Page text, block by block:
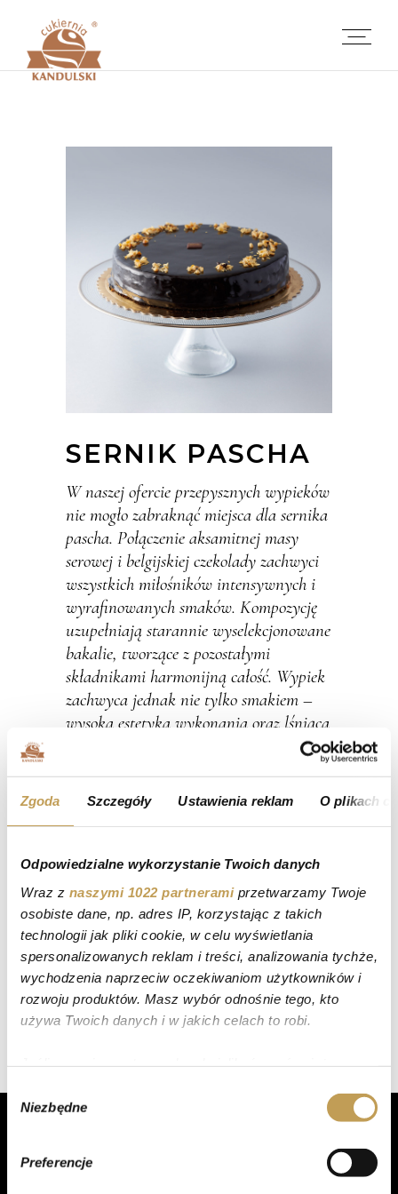
Zgoda Szczegóły Ustawienia reklam O plikach
Odpowiedzialne wykorzystanie Twoich danych
Wraz z naszymi 1022 partneramiprzetwarzamy Twoje
osobiste dane, np. adres IP, korzystając z takich
technologii jak pliki cookie, w celu wyświetlania
spersonalizowanych reklam i treści, analizowania tychże,
wychodzenia naprzeciw oczekiwaniom użytkowników i
rozwoju produktów. Masz wybór odnośnie tego, kto
używa Twoich danych i w jakich celach to robi.
geograficznej z dokładnością nawet do kilku metrów
analizując charakteryzującego je zbiory danych
(fingerprinting, czyli wirtualny odcisk palca)
Wybór
zgody
Niezbędne
Preferencje
SERNIK PASCHA
W naszej ofercie przepysznych wypieków
nie mogło zabraknąć miejsca dla sernika
pascha. Połączenie aksamitnej masy
serowej i belgijskiej czekolady zachwyci
wszystkich miłośników intensywnych i
wyrafinowanych smaków. Kompozycję
uzupełniają starannie wyselekcjonowane
bakalie, tworzące z pozostałymi
składnikami harmonijną całość. Wypiek
zachwyca jednak nie tylko smakiem –
wysoka estetyka wykonania oraz lśniąca
polewa czekoladowa cieszy również oko.